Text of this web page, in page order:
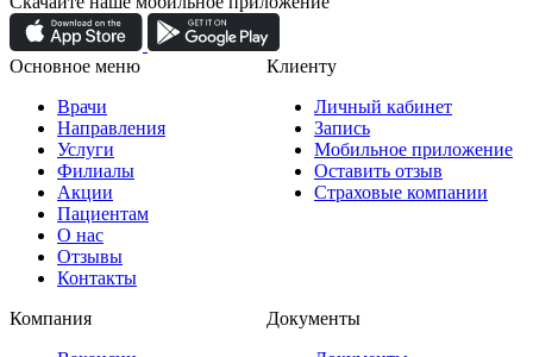
Основное меню
Врачи
Направления
Услуги
Филиалы
Акции
Пациентам
О нас
Отзывы
Контакты
Клиенту
Личный кабинет
Запись
Мобильное приложение
Оставить отзыв
Страховые компании
Компания
Документы